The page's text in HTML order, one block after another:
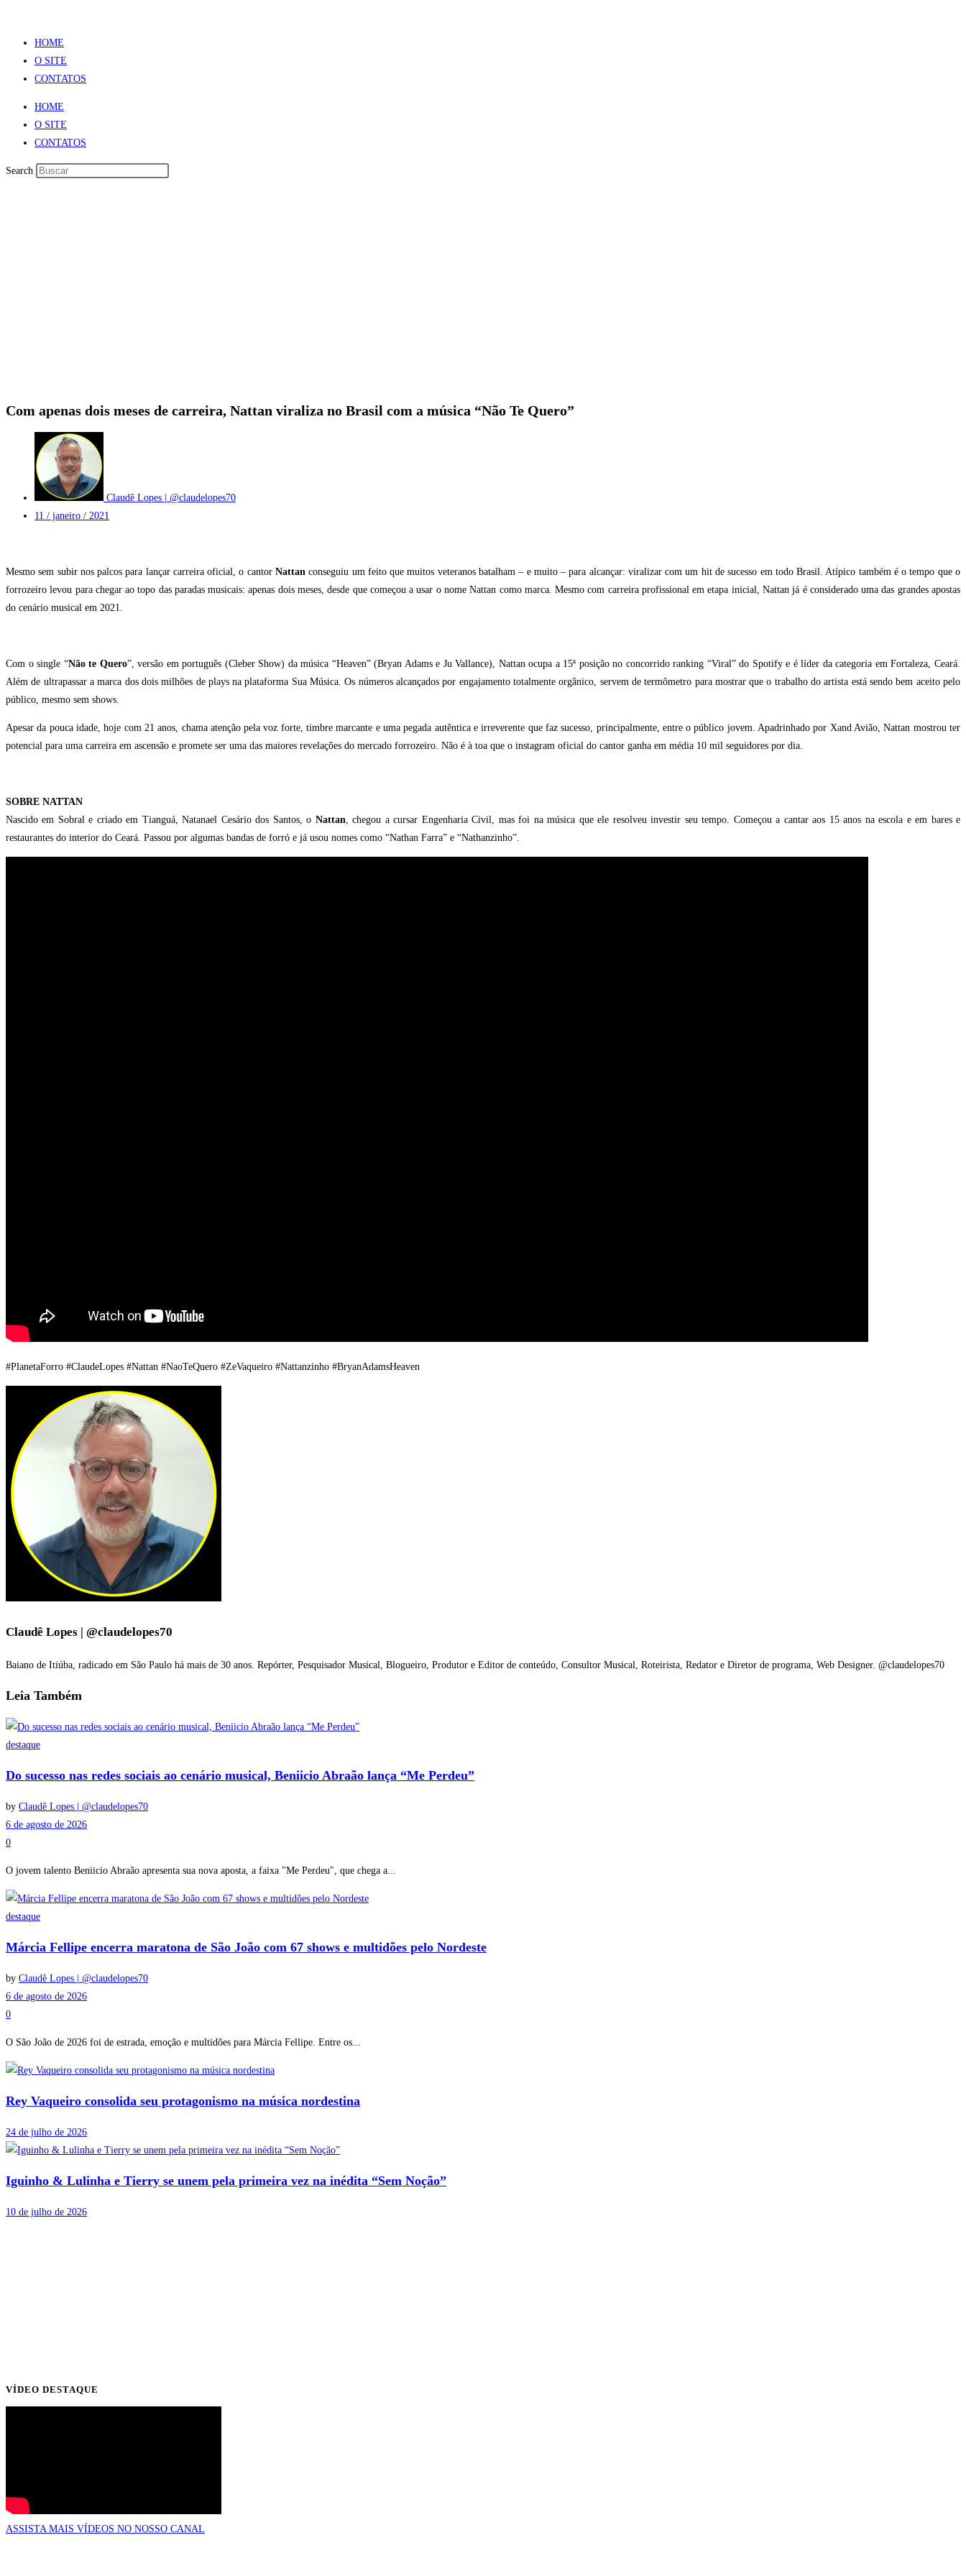
HOME
O SITE
CONTATOS
HOME
O SITE
CONTATOS
Search
Com apenas dois meses de carreira, Nattan viraliza no Brasil com a música “Não Te Quero”
Claudê Lopes | @claudelopes70
11 / janeiro / 2021
Mesmo sem subir nos palcos para lançar carreira oficial, o cantorNattan conseguiu um feito que muitos veteranos batalham – e muito – para alcançar: viralizar com um hit de sucesso em todo Brasil. Atípico também é o tempo que o
forrozeiro levou para chegar ao topo das paradas musicais: apenas dois meses, desde que começou a usar o nome Nattan como marca. Mesmo com carreira profissional em etapa inicial, Nattan já é considerado uma das grandes apostas
do cenário musical em 2021.
Com o single “Não te Quero”, versão em português (Cleber Show) da música “Heaven” (Bryan Adams e Ju Vallance), Nattan ocupa a 15ª posição no concorrido ranking “Viral” do Spotify e é líder da categoria em Fortaleza, Ceará.
Além de ultrapassar a marca dos dois milhões de plays na plataforma Sua Música. Os números alcançados por engajamento totalmente orgânico, servem de termômetro para mostrar que o trabalho do artista está sendo bem aceito pelo
público, mesmo sem shows.
Apesar da pouca idade, hoje com 21 anos, chama atenção pela voz forte, timbre marcante e uma pegada autêntica e irreverente que faz sucesso, principalmente, entre o público jovem. Apadrinhado por Xand Avião, Nattan mostrou ter
potencial para uma carreira em ascensão e promete ser uma das maiores revelações do mercado forrozeiro. Não é à toa que o instagram oficial do cantor ganha em média 10 mil seguidores por dia.
SOBRE NATTAN
Nascido em Sobral e criado em Tianguá, Natanael Cesário dos Santos, o Nattan, chegou a cursar Engenharia Civil, mas foi na música que ele resolveu investir seu tempo. Começou a cantar aos 15 anos na escola e em bares e
restaurantes do interior do Ceará. Passou por algumas bandas de forró e já usou nomes como “Nathan Farra” e “Nathanzinho”.
#PlanetaForro #ClaudeLopes #Nattan #NaoTeQuero #ZeVaqueiro #Nattanzinho #BryanAdamsHeaven
Claudê Lopes | @claudelopes70
Baiano de Itiúba, radicado em São Paulo há mais de 30 anos. Repórter, Pesquisador Musical, Blogueiro, Produtor e Editor de conteúdo, Consultor Musical, Roteirista, Redator e Diretor de programa, Web Designer. @claudelopes70
Leia Também
destaque
Do sucesso nas redes sociais ao cenário musical, Beniicio Abraão lança “Me Perdeu”
by Claudê Lopes | @claudelopes70
6 de agosto de 2026
0
O jovem talento Beniicio Abraão apresenta sua nova aposta, a faixa "Me Perdeu", que chega a...
destaque
Márcia Fellipe encerra maratona de São João com 67 shows e multidões pelo Nordeste
by Claudê Lopes | @claudelopes70
6 de agosto de 2026
0
O São João de 2026 foi de estrada, emoção e multidões para Márcia Fellipe. Entre os...
Rey Vaqueiro consolida seu protagonismo na música nordestina
24 de julho de 2026
Iguinho & Lulinha e Tierry se unem pela primeira vez na inédita “Sem Noção”
10 de julho de 2026
VÍDEO DESTAQUE
ASSISTA MAIS VÍDEOS NO NOSSO CANAL